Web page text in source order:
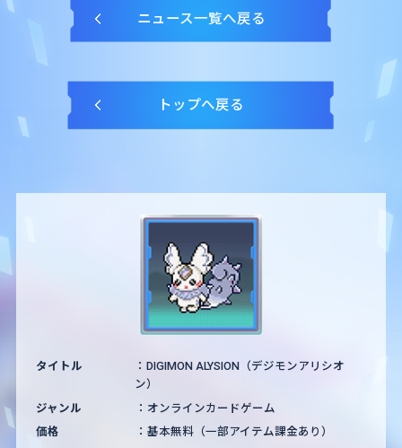
ニュース一覧へ戻る
トップへ戻る
タイトル
DIGIMON ALYSION（デジモンアリシオ
ン）
ジャンル
オンラインカードゲーム
価格
基本無料（一部アイテム課金あり）